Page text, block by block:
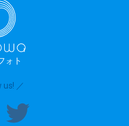
ォト
us! ／